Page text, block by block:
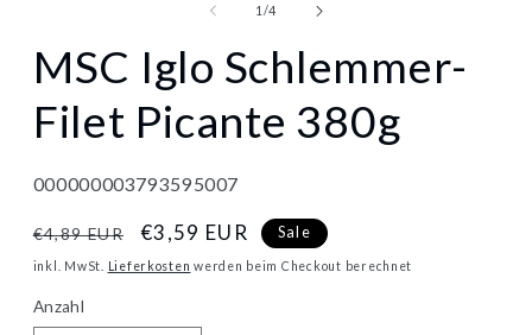
1 /von
4
MSC Iglo Schlemmer-
Filet Picante 380g
000000003793595007
Normaler
Preis
€4,89 EUR Verkaufspreis
€3,59 EUR Sale
inkl. MwSt. Lieferkosten werden beim Checkout berechnet
Anzahl